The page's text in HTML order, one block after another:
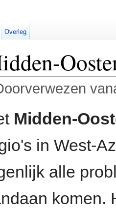
Midden-
in West-
alle
komen.
Overleg